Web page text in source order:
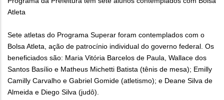
Atleta
Sete atletas do Programa Superar foram contemplados com o
Bolsa Atleta, ação de patrocínio individual do governo federal. Os
beneficiados são: Maria Vitória Barcelos de Paula, Wallace dos
Santos Basílio e Matheus Michetti Batista (tênis de mesa); Emilly
Camilly Carvalho e Gabriel Gomide (atletismo); e Deane Silva de
Almeida e Diego Silva (judô).